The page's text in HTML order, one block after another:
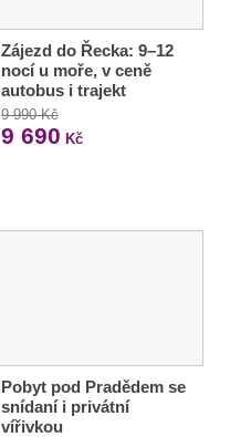
Zájezd do Řecka: 9–12
nocí u moře, v ceně
autobus i trajekt
9 990 Kč
9 690 Kč
Pobyt pod Pradědem se
snídaní i privátní
vířivkou